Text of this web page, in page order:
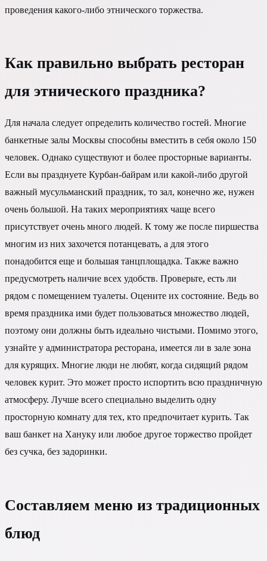
проведения какого-либо этнического торжества.
Как правильно выбрать ресторан
для этнического праздника?
Для начала следует определить количество гостей. Многие
банкетные залы Москвы способны вместить в себя около 150
человек. Однако существуют и более просторные варианты.
Если вы празднуете Курбан-байрам или какой-либо другой
важный мусульманский праздник, то зал, конечно же, нужен
очень большой. На таких мероприятиях чаще всего
присутствует очень много людей. К тому же после пиршества
многим из них захочется потанцевать, а для этого
понадобится еще и большая танцплощадка. Также важно
предусмотреть наличие всех удобств. Проверьте, есть ли
рядом с помещением туалеты. Оцените их состояние. Ведь во
время праздника ими будет пользоваться множество людей,
поэтому они должны быть идеально чистыми. Помимо этого,
узнайте у администратора ресторана, имеется ли в зале зона
для курящих. Многие люди не любят, когда сидящий рядом
человек курит. Это может просто испортить всю праздничную
атмосферу. Лучше всего специально выделить одну
просторную комнату для тех, кто предпочитает курить. Так
ваш банкет на Хануку или любое другое торжество пройдет
без сучка, без задоринки.
Составляем меню из традиционных
блюд